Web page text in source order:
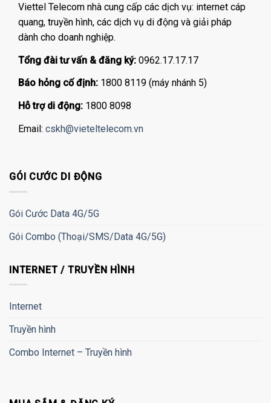
Viettel Telecom nhà cung cấp các dịch vụ: internet cáp
quang, truyền hình, các dịch vụ di động và giải pháp
dành cho doanh nghiệp.
Tổng đài tư vấn & đăng ký: 0962.17.17.17
Báo hỏng cố định: 1800 8119 (máy nhánh 5)
Hỗ trợ di động: 1800 8098
Email: cskh@vieteltelecom.vn
GÓI CƯỚC DI ĐỘNG
Gói Cước Data 4G/5G
Gói Combo (Thoại/SMS/Data 4G/5G)
INTERNET / TRUYỀN HÌNH
Internet
Truyền hình
Combo Internet – Truyền hình